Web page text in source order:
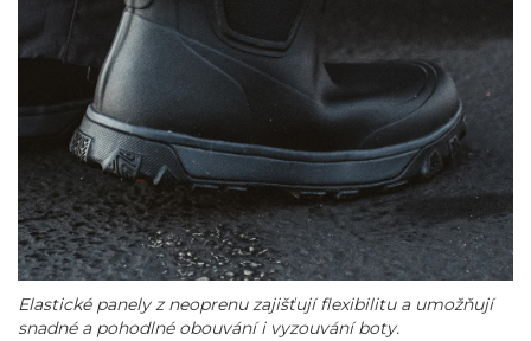
Elastické panely z neoprenu zajišťují flexibilitu a umožňují
snadné a pohodlné obouvání i vyzouvání boty.